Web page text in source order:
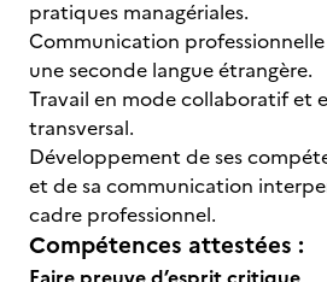
pratiques managériales.
Communication
une seconde langue étrangère.
Travail en mode collaboratif et
transversal.
Développement de ses
et de sa communication
cadre professionnel.
Compétences attestées :